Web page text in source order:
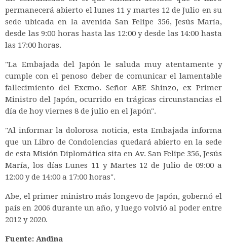
permanecerá abierto el lunes 11 y martes 12 de Julio en su
sede ubicada en la avenida San Felipe 356, Jesús María,
desde las 9:00 horas hasta las 12:00 y desde las 14:00 hasta
las 17:00 horas.
"La Embajada del Japón le saluda muy atentamente y
cumple con el penoso deber de comunicar el lamentable
fallecimiento del Excmo. Señor ABE Shinzo, ex Primer
Ministro del Japón, ocurrido en trágicas circunstancias el
día de hoy viernes 8 de julio en el Japón".
"Al informar la dolorosa noticia, esta Embajada informa
que un Libro de Condolencias quedará abierto en la sede
de esta Misión Diplomática sita en Av. San Felipe 356, Jesús
María, los días Lunes 11 y Martes 12 de Julio de 09:00 a
12:00 y de 14:00 a 17:00 horas".
Abe, el primer ministro más longevo de Japón, gobernó el
país en 2006 durante un año, y luego volvió al poder entre
2012 y 2020.
Fuente: Andina